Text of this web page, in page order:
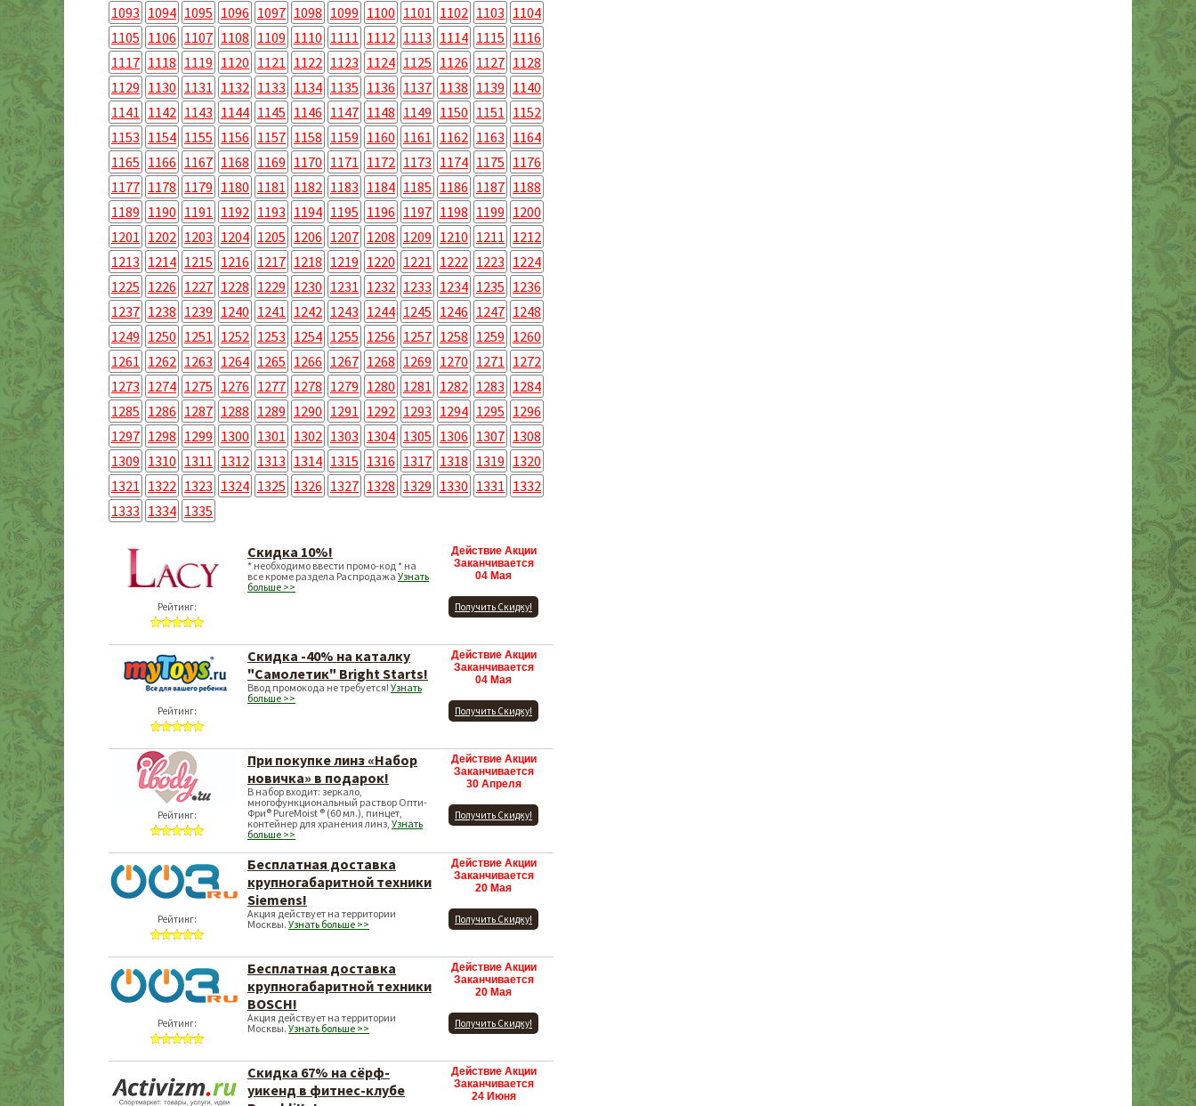
1093 1094 1095 1096 1097 1098 1099 1100 1101 1102 1103 1104
1105 1106 1107 1108 1109 1110 1111 1112 1113 1114 1115 1116
1117 1118 1119 1120 1121 1122 1123 1124 1125 1126 1127 1128
1129 1130 1131 1132 1133 1134 1135 1136 1137 1138 1139 1140
1141 1142 1143 1144 1145 1146 1147 1148 1149 1150 1151 1152
1153 1154 1155 1156 1157 1158 1159 1160 1161 1162 1163 1164
1165 1166 1167 1168 1169 1170 1171 1172 1173 1174 1175 1176
1177 1178 1179 1180 1181 1182 1183 1184 1185 1186 1187 1188
1189 1190 1191 1192 1193 1194 1195 1196 1197 1198 1199 1200
1201 1202 1203 1204 1205 1206 1207 1208 1209 1210 1211 1212
1213 1214 1215 1216 1217 1218 1219 1220 1221 1222 1223 1224
1225 1226 1227 1228 1229 1230 1231 1232 1233 1234 1235 1236
1237 1238 1239 1240 1241 1242 1243 1244 1245 1246 1247 1248
1249 1250 1251 1252 1253 1254 1255 1256 1257 1258 1259 1260
1261 1262 1263 1264 1265 1266 1267 1268 1269 1270 1271 1272
1273 1274 1275 1276 1277 1278 1279 1280 1281 1282 1283 1284
1285 1286 1287 1288 1289 1290 1291 1292 1293 1294 1295 1296
1297 1298 1299 1300 1301 1302 1303 1304 1305 1306 1307 1308
1309 1310 1311 1312 1313 1314 1315 1316 1317 1318 1319 1320
1321 1322 1323 1324 1325 1326 1327 1328 1329 1330 1331 1332
1333 1334 1335
Рейтинг:
Скидка 10%!
* необходимо ввести промо-код * на
все кроме раздела Распродажа Узнать
больше >>
Действие Акции
Заканчивается
04 Мая
Получить Скидку!
Рейтинг:
Скидка -40% на каталку
"Самолетик" Bright Starts!
Ввод промокода не требуется! Узнать
больше >>
Действие Акции
Заканчивается
04 Мая
Получить Скидку!
Рейтинг:
При покупке линз «Набор
новичка» в подарок!
В набор входит: зеркало,
многофункциональный раствор Опти-
Фри® PureMoist ® (60 мл.), пинцет,
контейнер для хранения линз, Узнать
больше >>
Действие Акции
Заканчивается
30 Апреля
Получить Скидку!
Рейтинг:
Бесплатная доставка
крупногабаритной техники
Siemens!
Акция действует на территории
Москвы. Узнать больше >>
Действие Акции
Заканчивается
20 Мая
Получить Скидку!
Рейтинг:
Бесплатная доставка
крупногабаритной техники
BOSCH!
Акция действует на территории
Москвы. Узнать больше >>
Действие Акции
Заканчивается
20 Мая
Получить Скидку!
Скидка 67% на сёрф-
уикенд в фитнес-клубе
Действие Акции
Заканчивается
24 Июня